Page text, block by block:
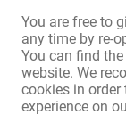
You are free to
any time by re-
You can find
website. We
cookies in order
experience on
Gästebereich:
Außendarstellung /
Gäste-Parkplätze: